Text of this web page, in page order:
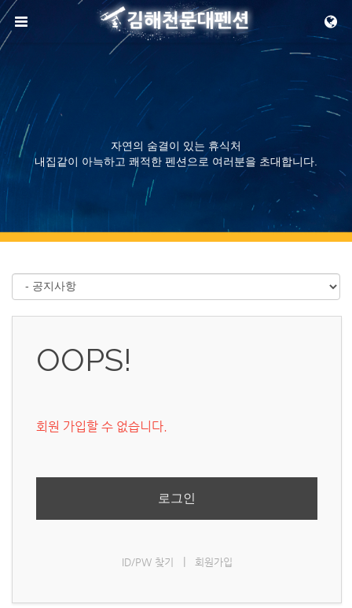
메뉴 건너뛰기
자연의 숨결이 있는 휴식처
내집같이 아늑하고 쾌적한 펜션으로 여러분을 초대합니다.
OOPS!
회원 가입할 수 없습니다.
로그인
ID/PW 찾기 회원가입